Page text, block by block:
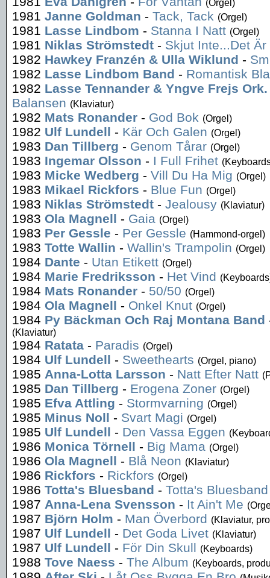
(Orgel)
1981 Janne Goldman - Tack, Tack (Orgel)
1981 Lasse Lindbom - Stanna I Natt (Orgel)
1981 Niklas Strömstedt - Skjut Inte...Det
1982 Hawkey Franzén & Ulla Wiklund -
1982 Lasse Lindbom Band - Romantisk
1982 Lasse Tennander & Yngve Frejs Ork.
Balansen (Klaviatur)
1982 Mats Ronander - God Bok (Orgel)
1982 Ulf Lundell - Kär Och Galen (Orgel)
1983 Dan Tillberg - Genom Tårar (Orgel)
1983 Ingemar Olsson - I Full Frihet
1983 Micke Wedberg - Vill Du Ha Mig (Orgel)
1983 Mikael Rickfors - Blue Fun (Orgel)
1983 Niklas Strömstedt - Jealousy (Klaviatur)
1983 Ola Magnell - Gaia (Orgel)
1983 Per Gessle - Per Gessle (Hammond-orgel)
1983 Totte Wallin - Wallin's Trampolin (Orgel)
1984 Dante - Utan Etikett (Orgel)
1984 Marie Fredriksson - Het Vind
1984 Mats Ronander - 50/50 (Orgel)
1984 Ola Magnell - Onkel Knut (Orgel)
1984 Py Bäckman Och Raj Montana Band
(Klaviatur)
1984 Ratata - Paradis (Orgel)
1984 Ulf Lundell - Sweethearts (Orgel, piano)
1985 Anna-Lotta Larsson - Natt Efter Natt
1985 Dan Tillberg - Erogena Zoner (Orgel)
1985 Efva Attling - Stormvarning (Orgel)
1985 Minus Noll - Svart Magi (Orgel)
1985 Ulf Lundell - Den Vassa Eggen
1986 Monica Törnell - Big Mama (Orgel)
1986 Ola Magnell - Blå Neon (Klaviatur)
1986 Rickfors - Rickfors (Orgel)
1986 Totta's Bluesband - Totta's Bluesband
1987 Anna-Lena Svensson - It Ain't Me
1987 Björn Holm - Man Överbord (Klaviatur,
1987 Ulf Lundell - Det Goda Livet (Klaviatur)
1987 Ulf Lundell - För Din Skull (Keyboards)
1988 Tove Naess - The Album (Keyboards,